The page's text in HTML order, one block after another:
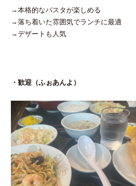
→本格的なパスタが楽しめる
→落ち着いた雰囲気でランチに最適
→デザートも人気
・歓迎（ふぉあんよ）